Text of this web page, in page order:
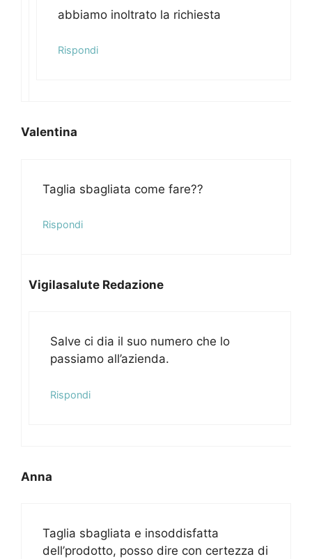
abbiamo inoltrato la richiesta
Rispondi
Valentina
Taglia sbagliata come fare??
Rispondi
Vigilasalute Redazione
Salve ci dia il suo numero che lo
passiamo all’azienda.
Rispondi
Anna
Taglia sbagliata e insoddisfatta
dell’prodotto, posso dire con certezza di